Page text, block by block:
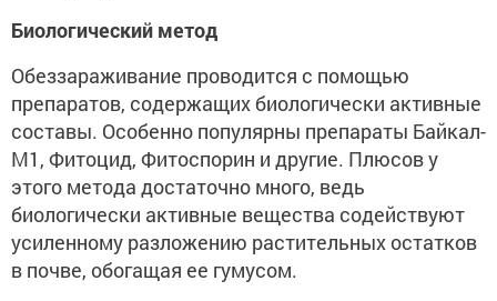
Биологический метод
Обеззараживание проводится с помощью
препаратов, содержащих биологически активные
составы. Особенно популярны препараты Байкал-
М1, Фитоцид, Фитоспорин и другие. Плюсов у
этого метода достаточно много, ведь
биологически активные вещества содействуют
усиленному разложению растительных остатков
в почве, обогащая ее гумусом.